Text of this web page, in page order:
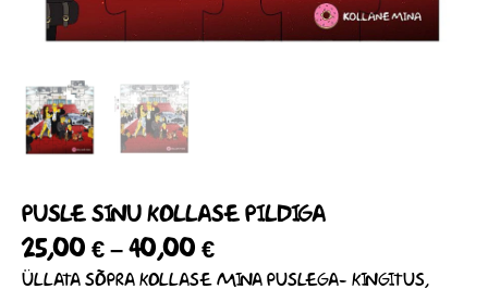
PUSLE SINU KOLLASE PILDIGA
25,00 € – 40,00 €
ÜLLATA SÕPRA KOLLASE MINA PUSLEGA- KINGITUS,